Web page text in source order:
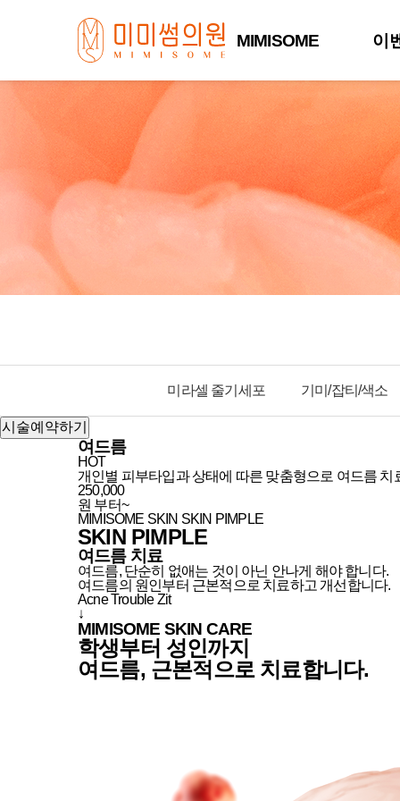
MIMISOME 이
미라셀 줄기세포 기미/잡티/색소
prev
시술예약하기
여드름
HOT
개인별 피부타입과 상태에 따른 맞춤형으로 여드름 치
250,000
원 부터~
MIMISOME SKIN SKIN PIMPLE
SKIN PIMPLE
여드름 치료
여드름, 단순히 없애는 것이 아닌 안나게 해야 합니다.
여드름의 원인부터 근본적으로 치료하고 개선합니다.
AcneTrouble Zit
↓
MIMISOME SKIN CARE
학생부터 성인까지
여드름, 근본적 으로 치료합니다.